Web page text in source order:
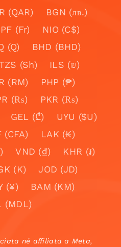
(QAR)
BGN (лв.)
(Fr)
NIO (C$)
(Q)
BHD (BHD)
(Sh)
ILS (₪)
(RM)
PHP (₱)
(₨)
PKR (₨)
GEL (₾)
UYU ($U)
(CFA)
LAK (₭)
VND (₫)
KHR (៛)
(K)
JOD (JD)
(¥)
BAM (KM)
(MDL)
né affiliata a Meta,